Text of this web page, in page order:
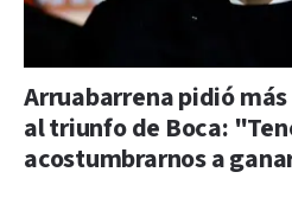
Arruabarrena pidió
al triunfo de Boca:
acostumbrarnos a